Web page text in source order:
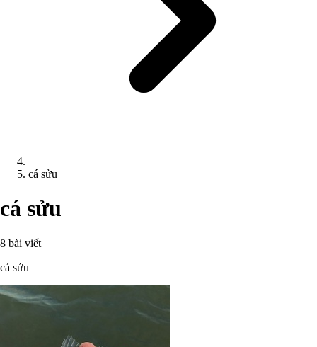
cá sửu
cá sửu
8 bài viết
cá sửu